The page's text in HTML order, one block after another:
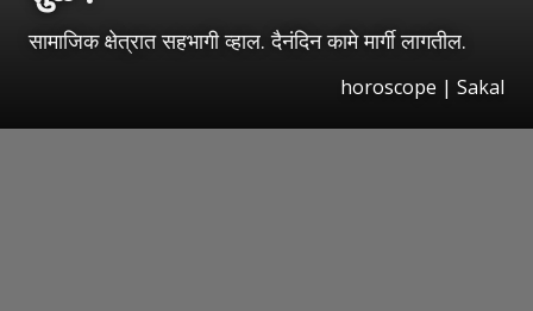
सामाजिक क्षेत्रात सहभागी व्हाल. दैनंदिन कामे मार्गी लागतील.
horoscope | Sakal